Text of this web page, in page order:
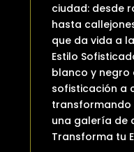
ciudad: desde
hasta
que da vida a
Estilo
blanco y negro
sofisticación a
transformando
una galería de
Transforma tu